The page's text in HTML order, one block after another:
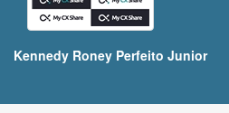
Kennedy Roney Perfeito Junior